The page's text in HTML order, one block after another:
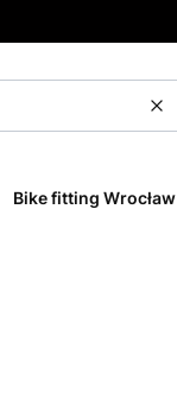
Bike fitting Wrocław